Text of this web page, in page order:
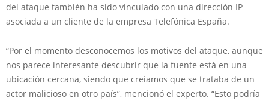
del ataque también ha sido vinculado con una dirección IP
asociada a un cliente de la empresa Telefónica España.
“Por el momento desconocemos los motivos del ataque, aunque
nos parece interesante descubrir que la fuente está en una
ubicación cercana, siendo que creíamos que se trataba de un
actor malicioso en otro país”, mencionó el experto. “Esto podría